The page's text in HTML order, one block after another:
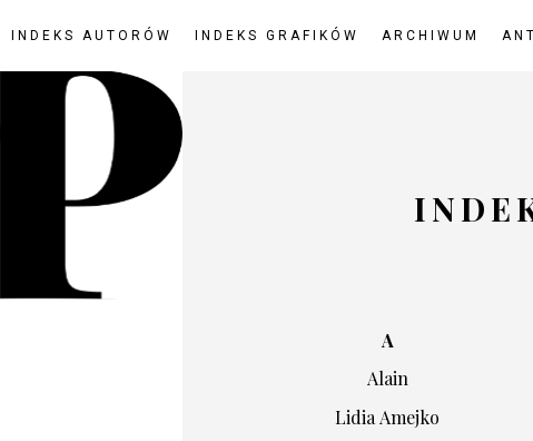
INDEKS AUTORÓW INDEKS GRAFIKÓW ARCHIWUM
A
Alain
Lidia Amejko